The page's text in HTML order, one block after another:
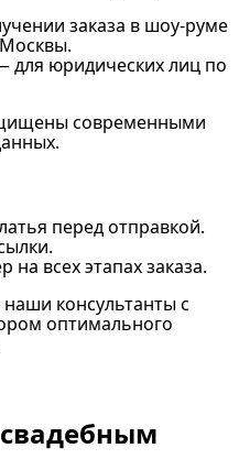
заказа в шоу-руме
для юридических лиц по
современными
перед отправкой.
всех этапах заказа.
консультанты с
оптимального